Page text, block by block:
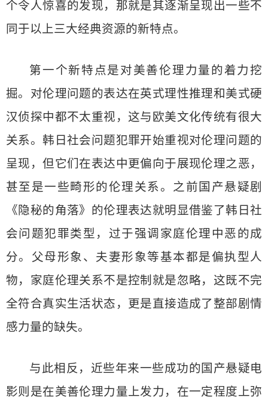
个令人惊喜的发现，那就是其逐渐呈现出一些不
同于以上三大经典资源的新特点。
第一个新特点是对美善伦理力量的着力挖
掘。对伦理问题的表达在英式理性推理和美式硬
汉侦探中都不太重视，这与欧美文化传统有很大
关系。韩日社会问题犯罪开始重视对伦理问题的
呈现，但它们在表达中更偏向于展现伦理之恶，
甚至是一些畸形的伦理关系。之前国产悬疑剧
《隐秘的角落》的伦理表达就明显借鉴了韩日社
会问题犯罪类型，过于强调家庭伦理中恶的成
分。父母形象、夫妻形象等基本都是偏执型人
物，家庭伦理关系不是控制就是忽略，这既不完
全符合真实生活状态，更是直接造成了整部剧情
感力量的缺失。
与此相反，近些年来一些成功的国产悬疑电
影则是在美善伦理力量上发力，在一定程度上弥